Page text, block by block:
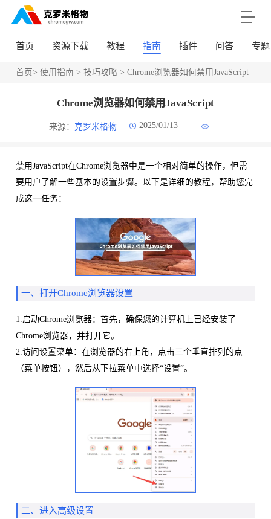
首页 资源下载 教程 指南 插件 问答 专题
首页> 使用指南 > 技巧攻略> Chrome浏览器如何禁用JavaScript
Chrome浏览器如何禁用JavaScript
来源： 克罗米格物 2025/01/13
禁用JavaScript在Chrome浏览器中是一个相对简单的操作，但需
要用户了解一些基本的设置步骤。以下是详细的教程，帮助您完
成这一任务：
一、打开Chrome浏览器设置
1.启动Chrome浏览器：首先，确保您的计算机上已经安装了
Chrome浏览器，并打开它。
2.访问设置菜单：在浏览器的右上角，点击三个垂直排列的点
（菜单按钮），然后从下拉菜单中选择“设置”。
二、进入高级设置